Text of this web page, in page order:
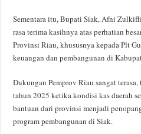
Sementara itu, Bupati Siak, Afni
rasa terima kasihnya atas perhatian
Provinsi Riau, khususnya kepada Plt
keuangan dan pembangunan di
Dukungan Pemprov Riau sangat
tahun 2025 ketika kondisi kas daerah
bantuan dari provinsi menjadi
program pembangunan di Siak.